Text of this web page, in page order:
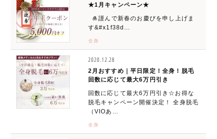
★1月キャンペーン★
🎍謹んで新春のお慶びを申し上げま
す&#x1f38d…
全身
2020.12.28
2月おすすめ｜平日限定！全身！脱毛
回数に応じて最大6万円引き
回数に応じて最大6万円引き☆お得な
脱毛キャンペーン開催決定！ 全身脱毛
（VIOあ…
全身